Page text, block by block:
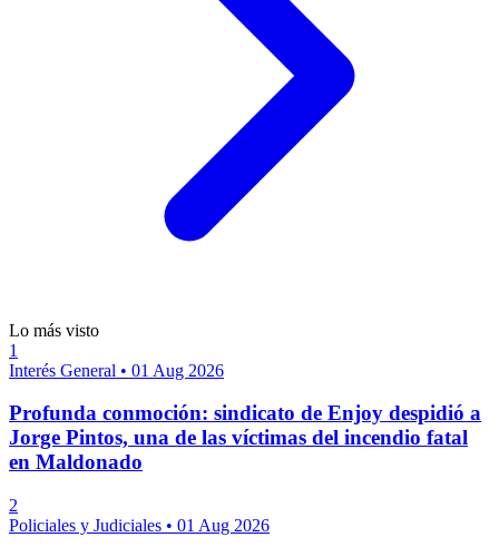
Lo más visto
1
Interés General • 01 Aug 2026
Profunda conmoción: sindicato de Enjoy despidió a
Jorge Pintos, una de las víctimas del incendio fatal
en Maldonado
2
Policiales y Judiciales • 01 Aug 2026